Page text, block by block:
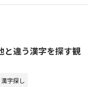
と違う漢字を探す観
字探し